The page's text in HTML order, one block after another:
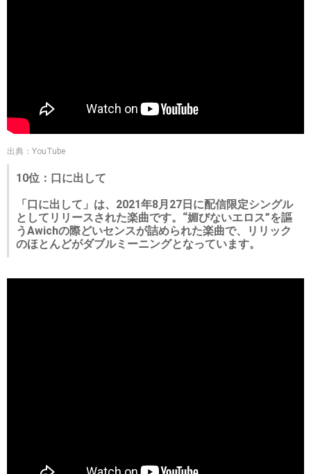
出典：YouTube
10位：口に出して
「口に出して」は、2021年8月27日に配信限定シングル
としてリリースされた楽曲です。“媚びないエロス”を謳
うAwichの際どいセンスが詰められた楽曲で、リリック
のほとんどがダブルミーニングとなっています。